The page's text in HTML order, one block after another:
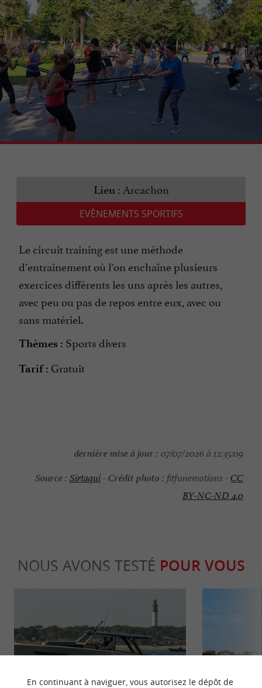
Lieu : Arcachon
EVÈNEMENTS SPORTIFS
Le circuit training est une méthode
d’entraînement où l’on enchaîne plusieurs
exercices différents les uns après les autres,
avec peu ou pas de repos entre eux, avec ou
sans matériel.
Thèmes : Sports divers
Tarif : Gratuit
dernière mise à jour : 07/07/2026 à 12:35:09
Source : Sirtaqui-Crédit photo : fitfunemotions -CC
BY-NC-ND 4.0
NOUS AVONS TESTÉ POUR VOUS
En continuant à naviguer, vous autorisez le dépôt de